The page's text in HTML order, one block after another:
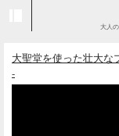
大人
大聖堂を使った壮大な
-